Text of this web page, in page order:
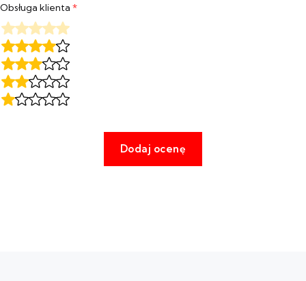
Obsługa klienta *